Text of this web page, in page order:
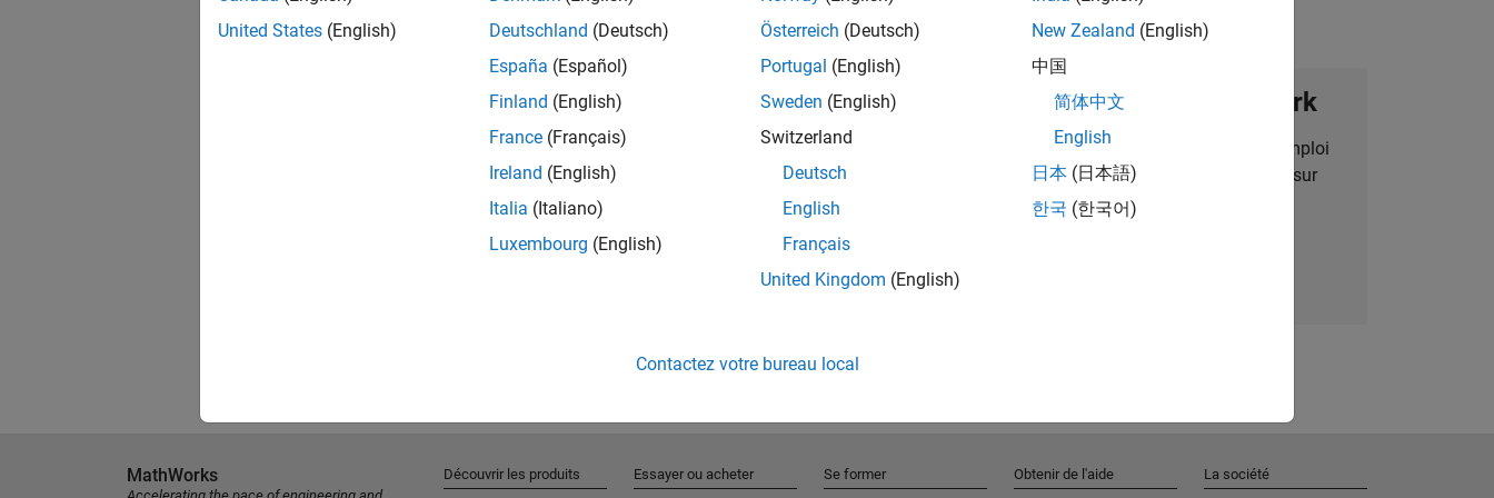
Rejoignez notre Talent Network
Recevez des alertes pour des opportunités d'emploi
personnalisées, des articles et des actualités sur
l'entreprise.
United States (English)
Deutschland (Deutsch)
España (Español)
Finland (English)
France (Français)
Ireland (English)
Italia (Italiano)
Luxembourg (English)
Österreich (Deutsch)
Portugal (English)
Sweden (English)
Switzerland
Deutsch
English
Français
United Kingdom (English)
New Zealand (English)
中国
简体中文
English
日本 (日本語)
한국 (한국어)
Contactez votre bureau local
MathWorks Découvrir les produits Essayer ou acheter Se former Obtenir de l'aide La société